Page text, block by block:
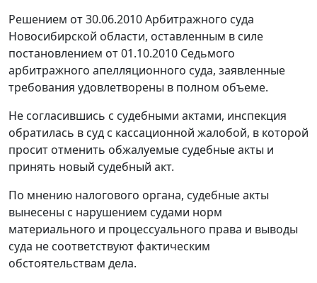
Решением от 30.06.2010 Арбитражного суда
Новосибирской области, оставленным в силе
постановлением от 01.10.2010 Седьмого
арбитражного апелляционного суда, заявленные
требования удовлетворены в полном объеме.
Не согласившись с судебными актами, инспекция
обратилась в суд с кассационной жалобой, в которой
просит отменить обжалуемые судебные акты и
принять новый судебный акт.
По мнению налогового органа, судебные акты
вынесены с нарушением судами норм
материального и процессуального права и выводы
суда не соответствуют фактическим
обстоятельствам дела.